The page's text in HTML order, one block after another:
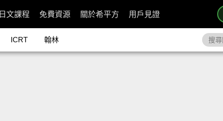
日文課程 免費資源 關於希平方 用戶見證
ICRT 翰林